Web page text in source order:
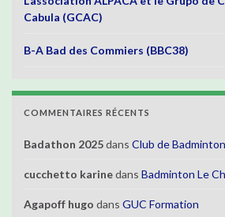
Cabula (GCAC)
B-A Bad des Commiers (BBC38)
COMMENTAIRES RÉCENTS
Badathon 2025dans Club de
cucchetto karinedans Badminton Le
Agapoff hugo dans GUC Formation